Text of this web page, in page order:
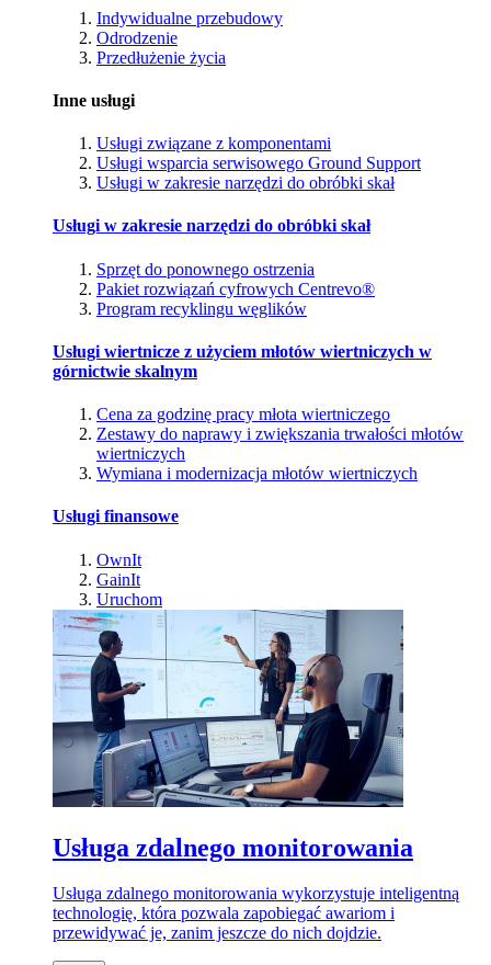
Indywidualne przebudowy
Odrodzenie
Przedłużenie życia
Inne usługi
Usługi związane z komponentami
Usługi wsparcia serwisowego Ground Support
Usługi w zakresie narzędzi do obróbki skał
Usługi w zakresie narzędzi do obróbki skał
Sprzęt do ponownego ostrzenia
Pakiet rozwiązań cyfrowych Centrevo®
Program recyklingu węglików
Usługi wiertnicze z użyciem młotów wiertniczych w
górnictwie skalnym
Cena za godzinę pracy młota wiertniczego
Zestawy do naprawy i zwiększania trwałości młotów
wiertniczych
Wymiana i modernizacja młotów wiertniczych
Usługi finansowe
OwnIt
GainIt
Uruchom
Usługa zdalnego monitorowania
Usługa zdalnego monitorowania wykorzystuje inteligentną
technologię, która pozwala zapobiegać awariom i
przewidywać je, zanim jeszcze do nich dojdzie.